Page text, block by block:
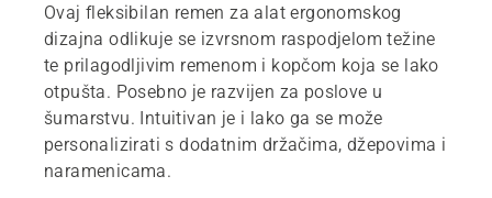
Ovaj fleksibilan remen za alat ergonomskog
dizajna odlikuje se izvrsnom raspodjelom težine
te prilagodljivim remenom i kopčom koja se lako
otpušta. Posebno je razvijen za poslove u
šumarstvu. Intuitivan je i lako ga se može
personalizirati s dodatnim držačima, džepovima i
naramenicama.